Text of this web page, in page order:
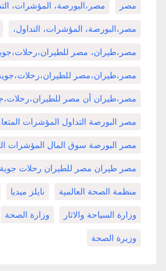
مصر مصر،البورصة، المؤشرات،
مصر،البورصة، المؤشرات، التداول،
مصر،طيران، مصر
مصر،طيران،مصر
مصر،طيران أن مصر
مصر البورصة التداول المؤشرات
مصر البورصة سوق المال المؤشرات
مصر طيران مصر للطيران رحلات جوية
منظمة الصحة العالمية نايلز ميديا
وزارة السياحة والاثار وزارة الصحة
وزيرة الصحة